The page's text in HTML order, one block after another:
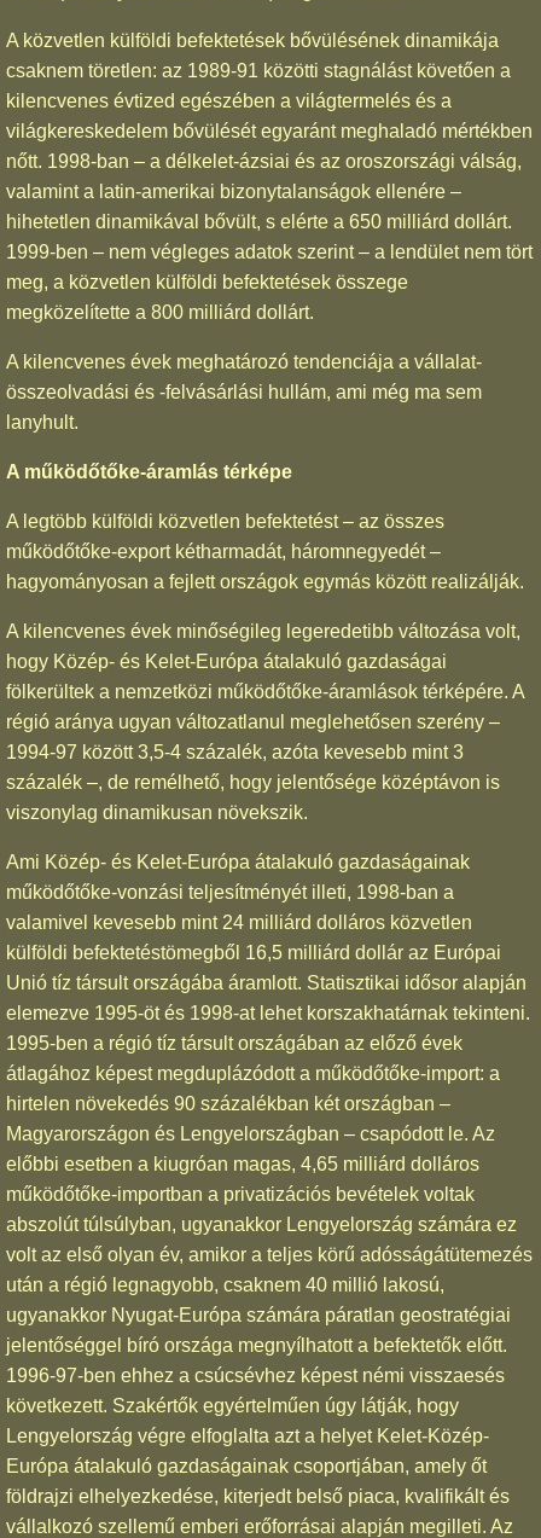
A közvetlen külföldi befektetések bővülésének dinamikája
csaknem töretlen: az 1989-91 közötti stagnálást követően a
kilencvenes évtized egészében a világtermelés és a
világkereskedelem bővülését egyaránt meghaladó mértékben
nőtt. 1998-ban – a délkelet-ázsiai és az oroszországi válság,
valamint a latin-amerikai bizonytalanságok ellenére –
hihetetlen dinamikával bővült, s elérte a 650 milliárd dollárt.
1999-ben – nem végleges adatok szerint – a lendület nem tört
meg, a közvetlen külföldi befektetések összege
megközelítette a 800 milliárd dollárt.
A kilencvenes évek meghatározó tendenciája a vállalat-
összeolvadási és -felvásárlási hullám, ami még ma sem
lanyhult.
A működőtőke-áramlás térképe
A legtöbb külföldi közvetlen befektetést – az összes
működőtőke-export kétharmadát, háromnegyedét –
hagyományosan a fejlett országok egymás között realizálják.
A kilencvenes évek minőségileg legeredetibb változása volt,
hogy Közép- és Kelet-Európa átalakuló gazdaságai
fölkerültek a nemzetközi működőtőke-áramlások térképére. A
régió aránya ugyan változatlanul meglehetősen szerény –
1994-97 között 3,5-4 százalék, azóta kevesebb mint 3
százalék –, de remélhető, hogy jelentősége középtávon is
viszonylag dinamikusan növekszik.
Ami Közép- és Kelet-Európa átalakuló gazdaságainak
működőtőke-vonzási teljesítményét illeti, 1998-ban a
valamivel kevesebb mint 24 milliárd dolláros közvetlen
külföldi befektetéstömegből 16,5 milliárd dollár az Európai
Unió tíz társult országába áramlott. Statisztikai idősor alapján
elemezve 1995-öt és 1998-at lehet korszakhatárnak tekinteni.
1995-ben a régió tíz társult országában az előző évek
átlagához képest megduplázódott a működőtőke-import: a
hirtelen növekedés 90 százalékban két országban –
Magyarországon és Lengyelországban – csapódott le. Az
előbbi esetben a kiugróan magas, 4,65 milliárd dolláros
működőtőke-importban a privatizációs bevételek voltak
abszolút túlsúlyban, ugyanakkor Lengyelország számára ez
volt az első olyan év, amikor a teljes körű adósságátütemezés
után a régió legnagyobb, csaknem 40 millió lakosú,
ugyanakkor Nyugat-Európa számára páratlan geostratégiai
jelentőséggel bíró országa megnyílhatott a befektetők előtt.
1996-97-ben ehhez a csúcsévhez képest némi visszaesés
következett. Szakértők egyértelműen úgy látják, hogy
Lengyelország végre elfoglalta azt a helyet Kelet-Közép-
Európa átalakuló gazdaságainak csoportjában, amely őt
földrajzi elhelyezkedése, kiterjedt belső piaca, kvalifikált és
vállalkozó szellemű emberi erőforrásai alapján megilleti. Az